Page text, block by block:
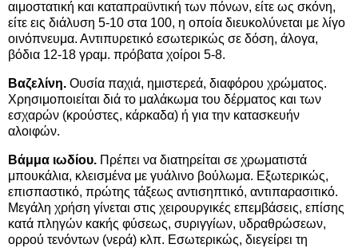
αιμοστατική και καταπραϋντική των πόνων, είτε ως σκόνη,
είτε εις διάλυση 5-10 στα 100, η οποία διευκολύνεται με λίγο
οινόπνευμα. Αντιπυρετικό εσωτερικώς σε δόση, άλογα,
βόδια 12-18 γραμ. πρόβατα χοίροι 5-8.
Βαζελίνη. Ουσία παχιά, ημιστερεά, διαφόρου χρώματος.
Χρησιμοποιείται διά το μαλάκωμα του δέρματος και των
εσχαρών (κρούστες, κάρκαδα) ή για την κατασκευήν
αλοιφών.
Βάμμα ιωδίου. Πρέπει να διατηρείται σε χρωματιστά
μπουκάλια, κλεισμένα με γυάλινο βούλωμα. Εξωτερικώς,
επισπαστικό, πρώτης τάξεως αντισηπτικό, αντιπαρασιτικό.
Μεγάλη χρήση γίνεται στις χειρουργικές επεμβάσεις, επίσης
κατά πληγών κακής φύσεως, συριγγίων, υδραθρώσεων,
ορρού τενόντων (νερά) κλπ. Εσωτερικώς, διεγείρει τη